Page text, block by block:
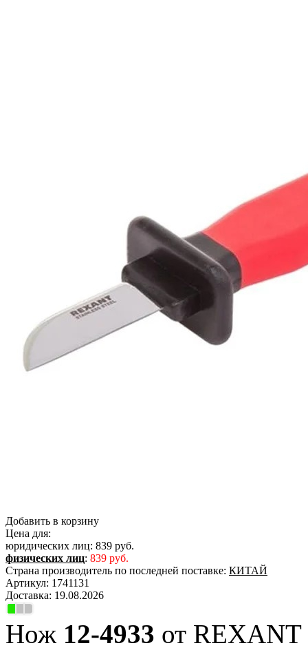
Добавить в корзину
Цена для:
юридических лиц: 839 руб.
физических лиц: 839 руб.
Страна производитель по последней поставке: КИТАЙ
Артикул: 1741131
Доставка: 19.08.2026
Нож 12-4933 от REXANT